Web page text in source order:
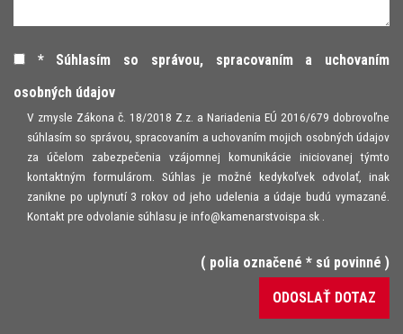
* Súhlasím so správou, spracovaním a uchovaním
osobných údajov
V zmysle Zákona č. 18/2018 Z.z. a Nariadenia EÚ 2016/679 dobrovoľne
súhlasím so správou, spracovaním a uchovaním mojich osobných údajov
za účelom zabezpečenia vzájomnej komunikácie iniciovanej týmto
kontaktným formulárom. Súhlas je možné kedykoľvek odvolať, inak
zanikne po uplynutí 3 rokov od jeho udelenia a údaje budú vymazané.
Kontakt pre odvolanie súhlasu je info@kamenarstvoispa.sk
( polia označené * sú povinné )